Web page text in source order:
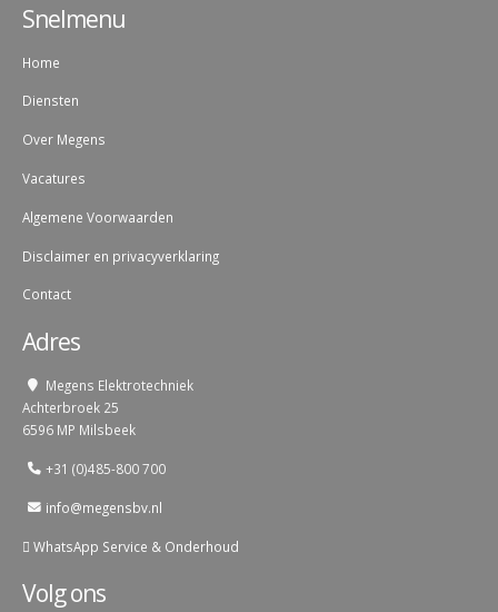
Snelmenu
Home
Diensten
Over Megens
Vacatures
Algemene Voorwaarden
Disclaimer en privacyverklaring
Contact
Adres
Megens Elektrotechniek
Achterbroek 25
6596 MP Milsbeek
+31 (0)485-800 700
info@megensbv.nl
WhatsApp Service & Onderhoud
Volg ons